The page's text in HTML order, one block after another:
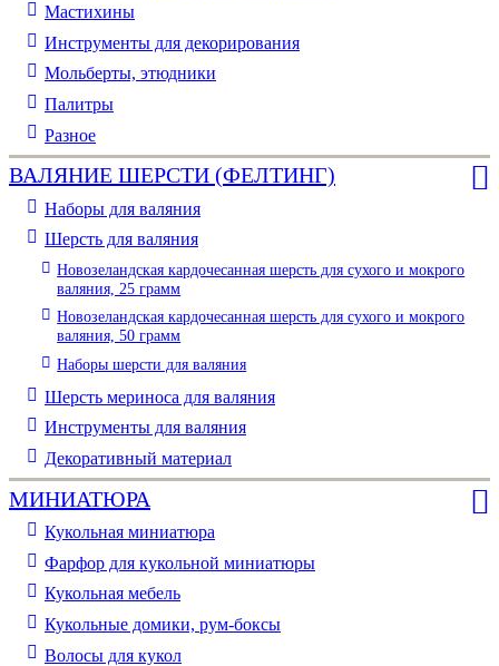
Мастихины
Инструменты для декорирования
Мольберты, этюдники
Палитры
Разное
ВАЛЯНИЕ ШЕРСТИ (ФЕЛТИНГ)
Наборы для валяния
Шерсть для валяния
Новозеландская кардочесанная шерсть для сухого и мокрого
валяния, 25 грамм
Новозеландская кардочесанная шерсть для сухого и мокрого
валяния, 50 грамм
Наборы шерсти для валяния
Шерсть мериноса для валяния
Инструменты для валяния
Декоративный материал
МИНИАТЮРА
Кукольная миниатюра
Фарфор для кукольной миниатюры
Кукольная мебель
Кукольные домики, рум-боксы
Волосы для кукол